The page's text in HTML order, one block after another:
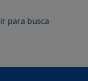
ir para busca